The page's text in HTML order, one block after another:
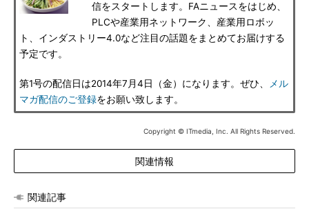
信をスタートします。FAニュースをはじめ、
PLCや産業用ネットワーク、産業用ロボッ
ト、インダストリー4.0など注目の話題をまとめてお届けする
予定です。
第1号の配信日は2014年7月4日（金）になります。ぜひ、
メル
マガ配信のご登録をお願い致します。
Copyright © ITmedia, Inc. All Rights Reserved.
関連情報
関連記事